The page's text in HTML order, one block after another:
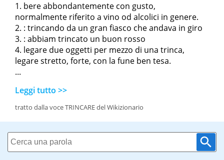
bere abbondantemente con gusto,
normalmente riferito a vino od alcolici in genere.
: trincando da un gran fiasco che andava in giro
: abbiam trincato un buon rosso
legare due oggetti per mezzo di una trinca,
legare stretto, forte, con la fune ben tesa.
...
Leggi tutto >>
tratto dalla voce TRINCARE del Wikizionario